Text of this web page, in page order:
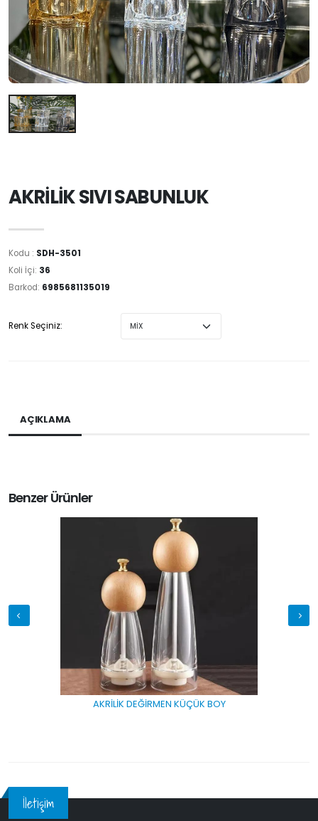
AKRİLİK SIVI SABUNLUK
Kodu : SDH-3501
Koli İçi: 36
Barkod: 6985681135019
Renk Seçiniz:
AÇIKLAMA
Benzer Ürünler
AKRİLİK DEĞİRMEN KÜÇÜK BOY
İletişim